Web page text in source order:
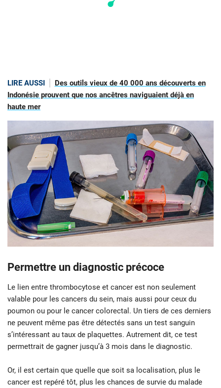
LIRE AUSSI
Des outils vieux de 40 000 ans découverts en
Indonésie prouvent que nos ancêtres naviguaient déjà en
haute mer
Permettre un diagnostic précoce
Le lien entre thrombocytose et cancer est non seulement
valable pour les cancers du sein, mais aussi pour ceux du
poumon ou pour le cancer colorectal. Un tiers de ces derniers
ne peuvent même pas être détectés sans un test sanguin
s’intéressant au taux de plaquettes. Autrement dit, ce test
permettrait de gagner jusqu’à 3 mois dans le diagnostic.
Or, il est certain que quelle que soit sa localisation, plus le
cancer est repéré tôt, plus les chances de survie du malade